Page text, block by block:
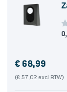
€ 68,99
(€ 57,02 excl BTW)